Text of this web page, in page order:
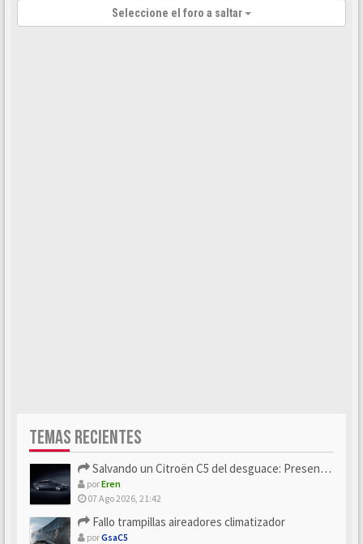
Seleccione el foro a saltar
TEMAS RECIENTES
Salvando un Citroën C5 del desguace: Presentación y seguimiento
porEren
07 Ago 2026, 21:42
Fallo trampillas aireadores climatizador
porGsaC5